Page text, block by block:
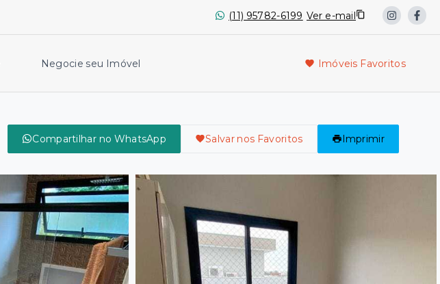
(11) 95782-6199 Ver e-mail
Negocie seu Imóvel Imóveis Favoritos
Compartilhar no WhatsApp Salvar nos Favoritos Imprimir